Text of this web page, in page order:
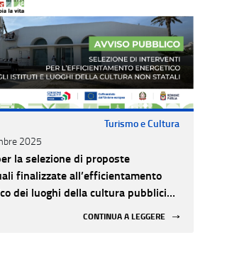
Turismo e Cultura
2025
la selezione di proposte
finalizzate all’efficientamento
dei luoghi della cultura pubblici
CONTINUA A LEGGERE